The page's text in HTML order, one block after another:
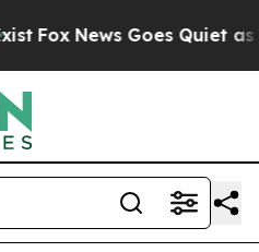
Fox News Goes Quiet as